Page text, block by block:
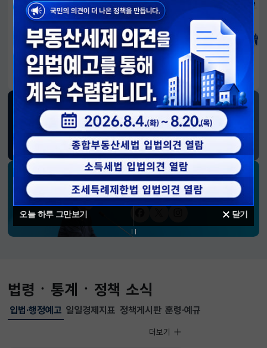
오늘 하루 그만보기 닫기
알림판
국민이 만든 대전환의 길-회복과 도약, 모두의 1년
재정경제부 SNS 소식
블로그페이스북트위터(X)유튜브인스타그램
소통하는 경제 리더 구윤철 장관의
SNS 채널
법령ㆍ통계ㆍ정책 소식
입법·행정예고
선택됨
입법·행정예고
더보기
일일경제지표 정책게시판 훈령·예규